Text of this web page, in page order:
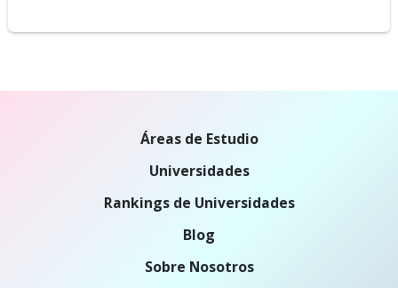
Áreas de Estudio
Universidades
Rankings de Universidades
Blog
Sobre Nosotros